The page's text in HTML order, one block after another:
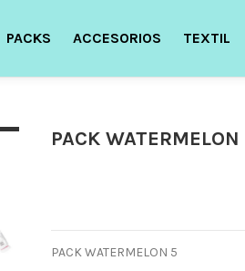
PACKS ACCESORIOS TEXTIL
PACK WATERMELON
PACK WATERMELON 5